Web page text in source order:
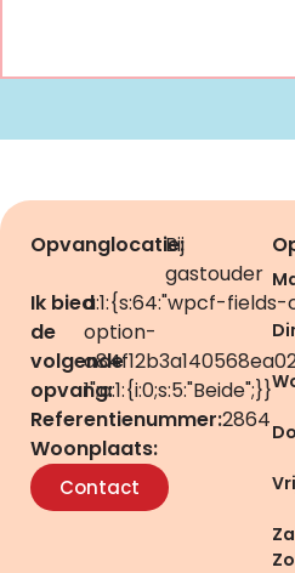
Opvanglocatie:
Bij
gastouder
Ik bied
de
volgende
opvang:
a:1:{s:64:"wpcf-
option-
1";a:1:{i:0;s:5:"Beide";}}
Referentienummer:2864
Woonplaats:
Contact